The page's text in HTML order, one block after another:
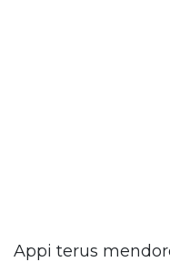
Appi terus